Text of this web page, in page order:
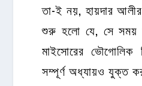
তা-ই নয়, হায়দার
শুরু হলো যে, সে সময়
মাইসোরের ভৌগোলিক
সম্পূর্ণ অধ্যায়ও যুক্ত